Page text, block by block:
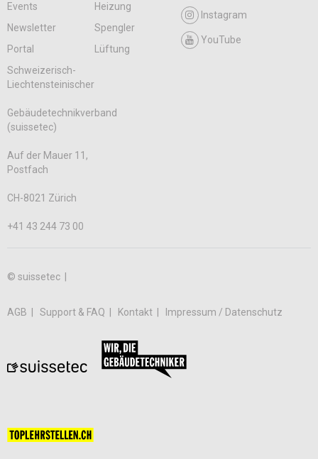
Events
Heizung
Newsletter
Spengler
Portal
Lüftung
Instagram
YouTube
Schweizerisch-
Liechtensteinischer
Gebäudetechnikverband
(suissetec)
Auf der Mauer 11,
Postfach
CH-8021 Zürich
+41 43 244 73 00
© suissetec |
AGB Support & FAQ Kontakt Impressum / Datenschutz